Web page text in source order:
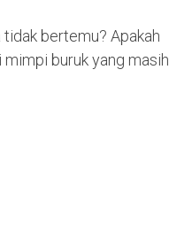
tidak bertemu? Apakah
mimpi buruk yang masih